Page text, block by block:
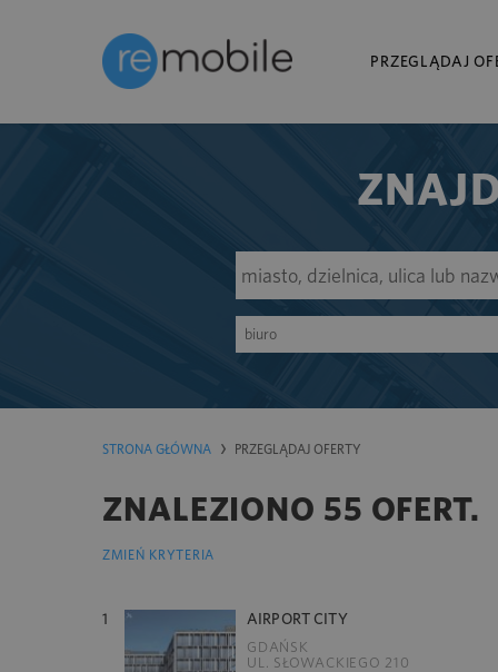
PRZEGLĄDAJ
biuro
STRONA GŁÓWNA PRZEGLĄDAJ OFERTY
ZNALEZIONO 55 OFERT.
ZMIEŃ KRYTERIA
1 AIRPORT CITY
GDAŃSK
UL. SŁOWACKIEGO 210